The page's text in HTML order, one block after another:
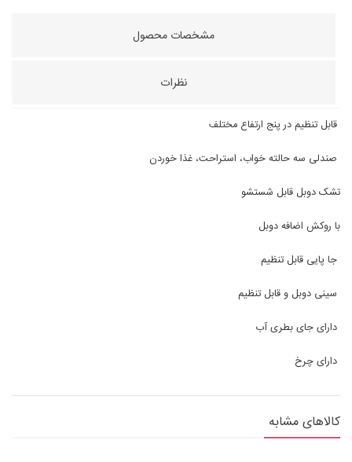
مشخصات محصول
نظرات
قابل تنظیم در پنج ارتفاع مختلف
صندلی سه حالته خواب، استراحت، غذا خوردن
تشک دوبل قابل شستشو
با روکش اضافه دوبل
جا پایی قابل تنظیم
سینی دوبل و قابل تنظیم
دارای جای بطری آب
دارای چرخ
کالاهای مشابه